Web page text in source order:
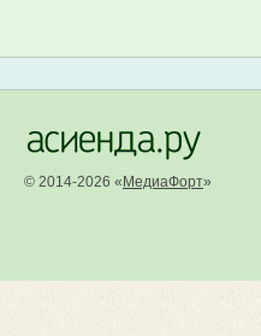
© 2014-2026 « МедиаФорт»